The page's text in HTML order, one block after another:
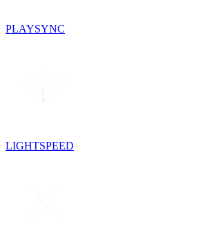
PLAYSYNC
LIGHTSPEED